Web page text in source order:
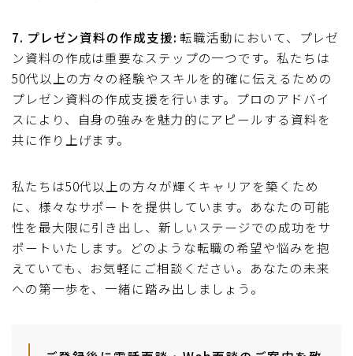
7. プレゼン資料の作成支援: 転職活動において、プレゼ
ン資料の作成は重要なステップの一つです。私たちは
50代以上の方々の経験やスキルを的確に伝えるための
プレゼン資料の作成支援を行います。プロのアドバイ
スにより、自身の強みを魅力的にアピールする資料を
共に作り上げます。
私たちは50代以上の方々が輝くキャリアを築くため
に、様々なサポートを提供しています。あなたの可能
性を最大限に引き出し、新しいステージでの成功をサ
ポートいたします。どのような転職の希望や悩みを抱
えていても、お気軽にご相談ください。あなたの未来
への第一歩を、一緒に踏み出しましょう。